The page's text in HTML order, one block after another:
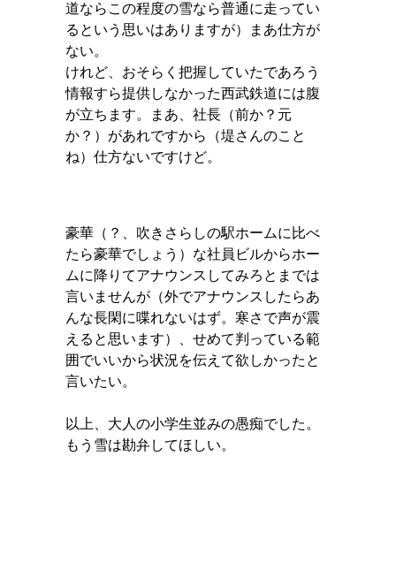
道ならこの程度の雪なら普通に走ってい
るという思いはありますが）まあ仕方が
ない。
けれど、おそらく把握していたであろう
情報すら提供しなかった西武鉄道には腹
が立ちます。まあ、社長（前か？元
か？）があれですから（堤さんのこと
ね）仕方ないですけど。
豪華（？、吹きさらしの駅ホームに比べ
たら豪華でしょう）な社員ビルからホー
ムに降りてアナウンスしてみろとまでは
言いませんが（外でアナウンスしたらあ
んな長閑に喋れないはず。寒さで声が震
えると思います）、せめて判っている範
囲でいいから状況を伝えて欲しかったと
言いたい。
以上、大人の小学生並みの愚痴でした。
もう雪は勘弁してほしい。